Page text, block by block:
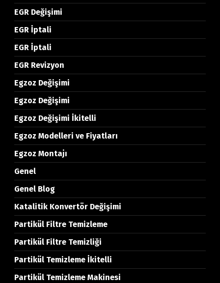
EGR Değişimi
EGR İptali
EGR İptali
EGR Revizyon
Egzoz Değişimi
Egzoz Değişimi
Egzoz Değişimi İkitelli
Egzoz Modelleri ve Fiyatları
Egzoz Montajı
Genel
Genel Blog
Katalitik Konvertör Değişimi
Partikül Filtre Temizleme
Partikül Filtre Temizliği
Partikül Temizleme İkitelli
Partikül Temizleme Makinesi